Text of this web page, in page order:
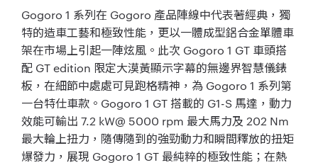
Gogoro 1 系列在 Gogoro 產品陣線中代表著經典，獨
特的造車工藝和極致性能，更以一體成型鋁合金單體車
架在市場上引起一陣炫風。此次 Gogoro 1 GT 車頭搭
配 GT edition 限定大漠黃顯示字幕的無邊界智慧儀錶
板，在細節中處處可見跑格精神，為 Gogoro 1 系列第
一台特仕車款。Gogoro 1 GT 搭載的 G1-S 馬達，動力
效能可輸出 7.2 kW@ 5000 rpm 最大馬力及 202 Nm
最大輪上扭力，隨傳隨到的強勁動力和瞬間釋放的扭矩
爆發力，展現 Gogoro 1 GT 最純粹的極致性能；在熱